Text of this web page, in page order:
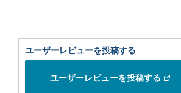
ユーザーレビューを投稿する
ユーザーレビューを投稿する